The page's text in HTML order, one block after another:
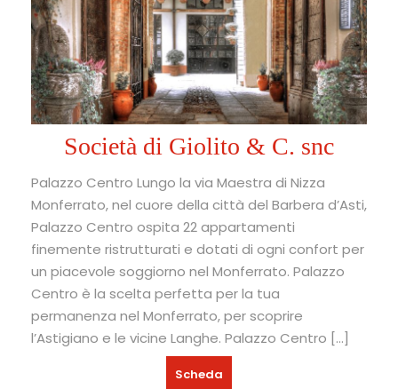
Società di Giolito & C. snc
Palazzo Centro Lungo la via Maestra di Nizza
Monferrato, nel cuore della città del Barbera d’Asti,
Palazzo Centro ospita 22 appartamenti
finemente ristrutturati e dotati di ogni confort per
un piacevole soggiorno nel Monferrato. Palazzo
Centro è la scelta perfetta per la tua
permanenza nel Monferrato, per scoprire
l’Astigiano e le vicine Langhe. Palazzo Centro […]
Scheda